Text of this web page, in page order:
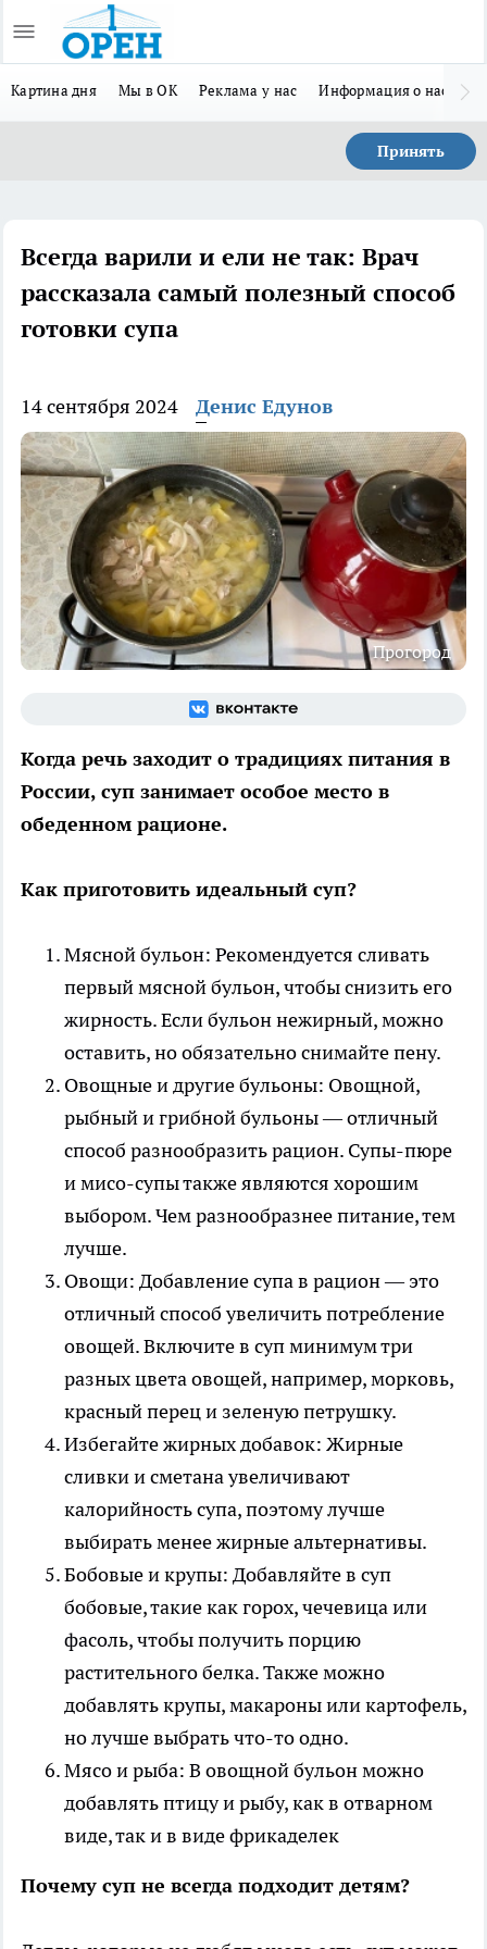
Картина дня Мы в ОК Реклама у нас Информация о нас
Принять
Всегда варили и ели не так: Врач
рассказала самый полезный способ
готовки супа
14 сентября 2024 Денис Едунов
Прогород
Когда речь заходит о традициях питания в
России, суп занимает особое место в
обеденном рационе.
Как приготовить идеальный суп?
Мясной бульон: Рекомендуется сливать
первый мясной бульон, чтобы снизить его
жирность. Если бульон нежирный, можно
оставить, но обязательно снимайте пену.
Овощные и другие бульоны: Овощной,
рыбный и грибной бульоны — отличный
способ разнообразить рацион. Супы-пюре
и мисо-супы также являются хорошим
выбором. Чем разнообразнее питание, тем
лучше.
Овощи: Добавление супа в рацион — это
отличный способ увеличить потребление
овощей. Включите в суп минимум три
разных цвета овощей, например, морковь,
красный перец и зеленую петрушку.
Избегайте жирных добавок: Жирные
сливки и сметана увеличивают
калорийность супа, поэтому лучше
выбирать менее жирные альтернативы.
Бобовые и крупы: Добавляйте в суп
бобовые, такие как горох, чечевица или
фасоль, чтобы получить порцию
растительного белка. Также можно
добавлять крупы, макароны или картофель,
но лучше выбрать что-то одно.
Мясо и рыба: В овощной бульон можно
добавлять птицу и рыбу, как в отварном
виде, так и в виде фрикаделек
Почему суп не всегда подходит детям?